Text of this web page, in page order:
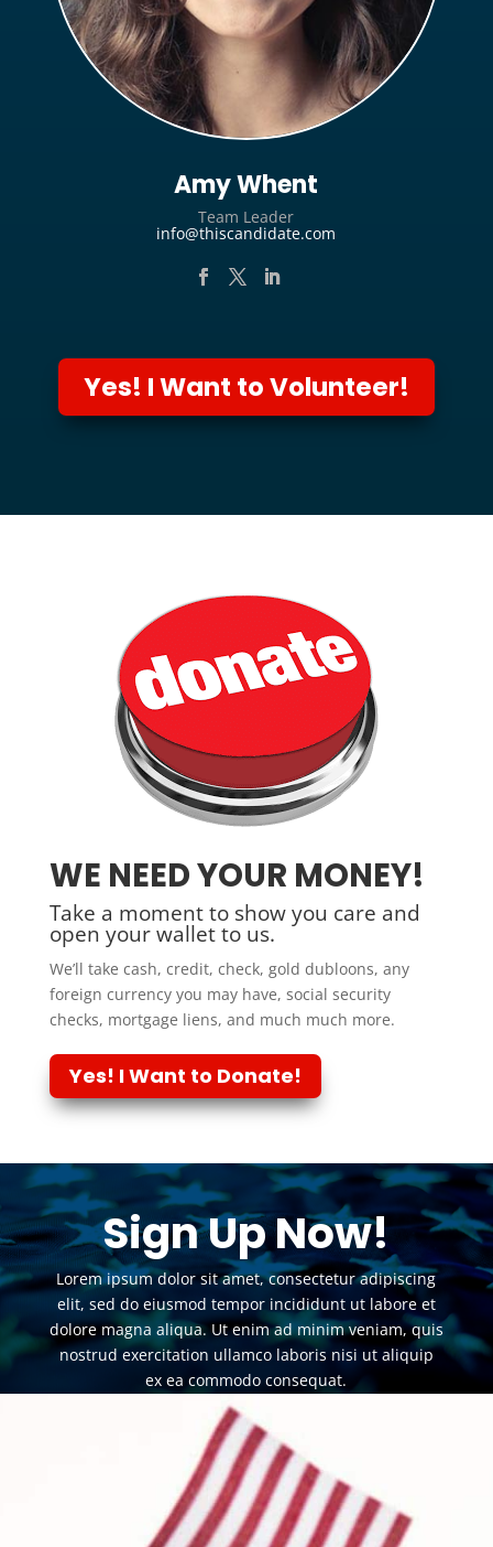
Amy Whent
Team Leader
info@thiscandidate.com
Yes! I Want to Volunteer!
WE NEED YOUR MONEY!
Take a moment to show you care and
open your wallet to us.
We’ll take cash, credit, check, gold dubloons, any
foreign currency you may have, social security
checks, mortgage liens, and much much more.
Yes! I Want to Donate!
Sign Up Now!
Lorem ipsum dolor sit amet, consectetur adipiscing
elit, sed do eiusmod tempor incididunt ut labore et
dolore magna aliqua. Ut enim ad minim veniam, quis
nostrud exercitation ullamco laboris nisi ut aliquip
ex ea commodo consequat.